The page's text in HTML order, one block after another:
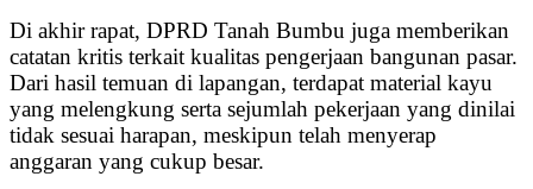
Di akhir rapat, DPRD Tanah Bumbu juga memberikan
catatan kritis terkait kualitas pengerjaan bangunan pasar.
Dari hasil temuan di lapangan, terdapat material kayu
yang melengkung serta sejumlah pekerjaan yang dinilai
tidak sesuai harapan, meskipun telah menyerap
anggaran yang cukup besar.